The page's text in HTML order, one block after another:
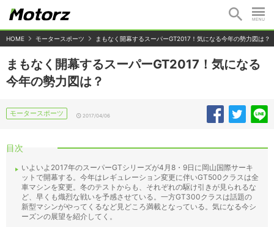
HOME モータースポーツ まもなく開幕するスーパーGT2017！気になる今年の勢力図は？
まもなく開幕するスーパーGT2017！気になる
今年の勢力図は？
モータースポーツ 2017/04/06
目次
いよいよ2017年のスーパーGTシリーズが4月8・9日に岡山国際サーキ
ットで開幕する。今年はレギュレーション変更に伴いGT500クラスは全
車マシンを変更。冬のテストからも、それぞれの駆け引きが見られるな
ど、早くも熾烈な戦いを予感させている。一方GT300クラスは話題の
新型マシンがやってくるなど見どころ満載となっている。気になる今シ
ーズンの展望を紹介してく。